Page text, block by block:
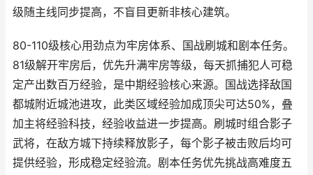
级随主线同步提高，不盲目更新非核心建筑。
80-110级核心用劲点为牢房体系、国战刷城和剧本任务。
81级解开牢房后，优先升满牢房等级，每天抓捕犯人可稳
定产出数百万经验，是中期经验核心来源。国战选择敌国
都城附近城池进攻，此类区域经验加成顶尖可达50%，叠
加主将经验科技，经验收益进一步提高。刷城时组合影子
武将，在敌方城下持续释放影子，每个影子被击败后均可
提供经验，形成稳定经验流。剧本任务优先挑战高难度五